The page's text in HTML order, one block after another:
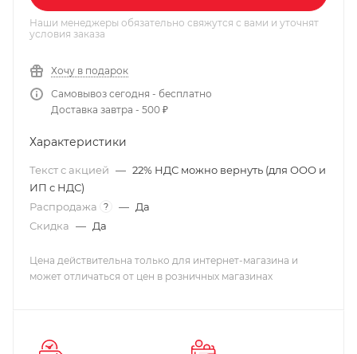
Наши менеджеры обязательно свяжутся с вами и уточнят
условия заказа
Хочу в подарок
Самовывоз сегодня - бесплатно
Доставка завтра - 500 ₽
Характеристики
Текст с акцией — 22% НДС можно вернуть (для ООО и
ИП с НДС)
Распродажа
? — Да
Скидка — Да
Цена действительна только для интернет-магазина и
может отличаться от цен в розничных магазинах